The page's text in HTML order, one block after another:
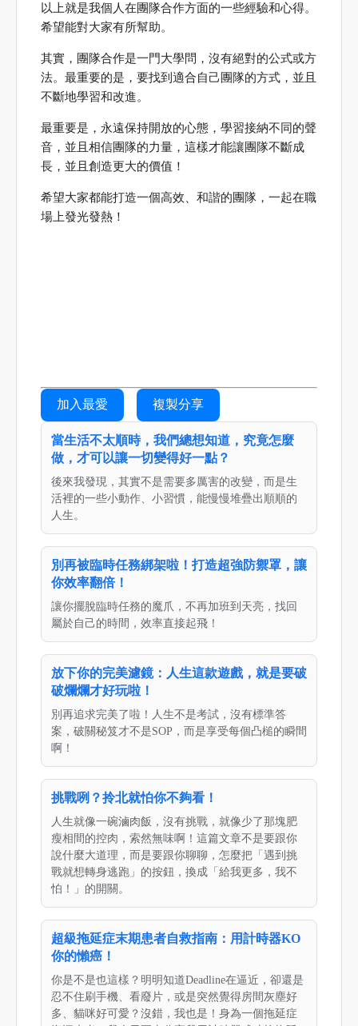
以上就是我個人在團隊合作方面的一些經驗和心得。
希望能對大家有所幫助。
其實，團隊合作是一門大學問，沒有絕對的公式或方
法。最重要的是，要找到適合自己團隊的方式，並且
不斷地學習和改進。
最重要是，永遠保持開放的心態，學習接納不同的聲
音，並且相信團隊的力量，這樣才能讓團隊不斷成
長，並且創造更大的價值！
希望大家都能打造一個高效、和諧的團隊，一起在職
場上發光發熱！
加入最愛 複製分享
當生活不太順時，我們總想知道，究竟怎麼
做，才可以讓一切變得好一點？
後來我發現，其實不是需要多厲害的改變，而是生
活裡的一些小動作、小習慣，能慢慢堆疊出順順的
人生。
別再被臨時任務綁架啦！打造超強防禦罩，讓
你效率翻倍！
讓你擺脫臨時任務的魔爪，不再加班到天亮，找回
屬於自己的時間，效率直接起飛！
放下你的完美濾鏡：人生這款遊戲，就是要破
破爛爛才好玩啦！
別再追求完美了啦！人生不是考試，沒有標準答
案，破關秘笈才不是SOP，而是享受每個凸槌的瞬間
啊！
挑戰咧？拎北就怕你不夠看！
人生就像一碗滷肉飯，沒有挑戰，就像少了那塊肥
瘦相間的控肉，索然無味啊！這篇文章不是要跟你
說什麼大道理，而是要跟你聊聊，怎麼把「遇到挑
戰就想轉身逃跑」的按鈕，換成「給我更多，我不
怕！」的開關。
超級拖延症末期患者自救指南：用計時器KO
你的懶癌！
你是不是也這樣？明明知道Deadline在逼近，卻還是
忍不住刷手機、看廢片，或是突然覺得房間灰塵好
多、貓咪好可愛？沒錯，我也是！身為一個拖延症